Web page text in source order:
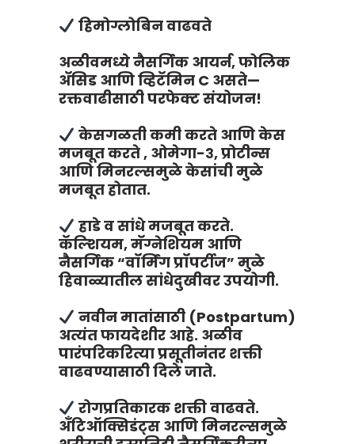
हिमोग्लोबिन वाढवते
अळीवमध्ये नैसर्गिक आयर्न, फोलिक
अ‍ॅसिड आणि व्हिटॅमिन C असते—
रक्तवाढीसाठी परफेक्ट संयोजन!
केसगळती कमी करते आणि केस
मजबूत करते , ओमेगा-३, प्रोटीन्स
आणि मिनरल्समुळे केसांची मुळे
मजबूत होतात.
हाडे व सांधे मजबूत करते.
कॅल्शियम, मॅग्नेशियम आणि
नैसर्गिक “वॉर्मिंग प्रॉपर्टीज” मुळे
हिवाळ्यातील सांधेदुखीवर उपयोगी.
नवीन मातांसाठी (Postpartum)
अत्यंत फायदेशीर आहे. अळीव
पारंपरिकरित्या प्रसूतीनंतर शक्ती
वाढवण्यासाठी दिले जाते.
रोगप्रतिकारक शक्ती वाढवते.
अँटिऑक्सिडंट्स आणि मिनरल्समुळे